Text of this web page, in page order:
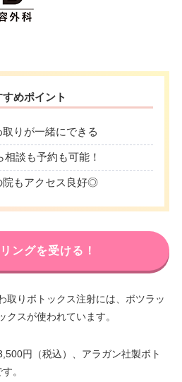
すめポイント
りが一緒にできる
相談も予約も可能！
院もアクセス良好◎
ングを受ける！
取りボトックス注射には、ボツラッ
クスが使われています。
円（税込）、アラガン社製ボト
。